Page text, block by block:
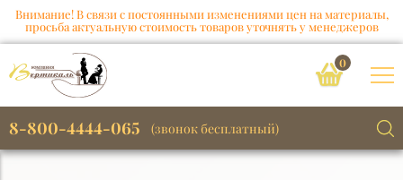
Внимание! В связи с постоянными изменениями цен на материалы,
просьба актуальную стоимость товаров уточнять у менеджеров
0
8-800-4444-065 (звонок бесплатный)